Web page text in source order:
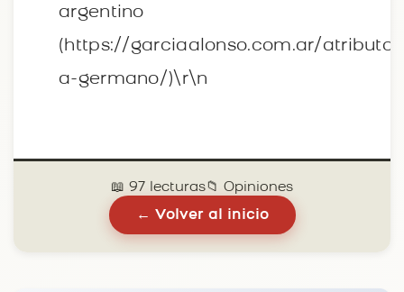
argentino
(https://garciaalonso.com.ar/
a-germano/)\r\n
📖 97 lecturas📁 Opiniones
← Volver al inicio